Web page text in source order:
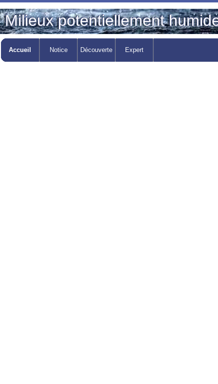
Milieux potentiellement
Accueil Notice Découverte Expert